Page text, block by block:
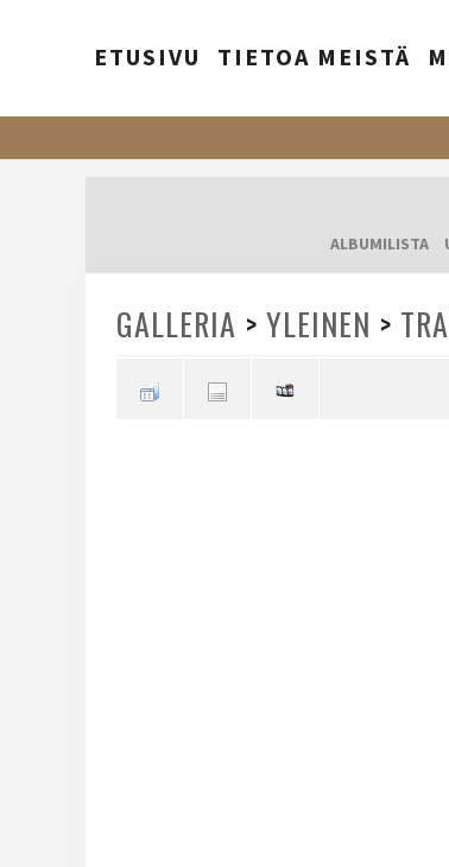
ETUSIVU TIETOA MEISTÄ
ALBUMILISTA
GALLERIA > YLEINEN >